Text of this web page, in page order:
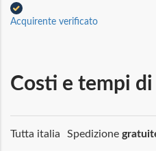
Acquirente verificato
Costi e tempi di
Tutta italia Spedizione